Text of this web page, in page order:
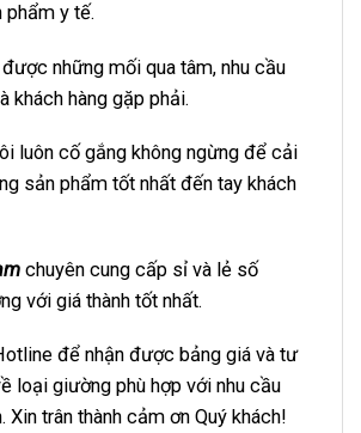
phẩm y tế.
những mối qua tâm, nhu cầu
khách hàng gặp phải.
luôn cố gắng không ngừng để cải
sản phẩm tốt nhất đến tay khách
chuyên cung cấp sỉ và lẻ số
với giá thành tốt nhất.
để nhận được bảng giá và tư
loại giường phù hợp với nhu cầu
Xin trân thành cảm ơn Quý khách!